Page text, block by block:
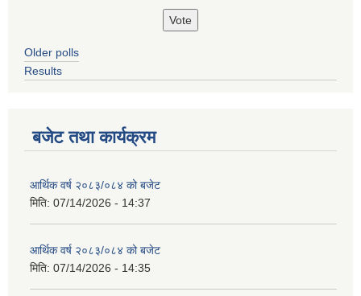
Older polls
Results
बजेट तथा कार्यक्रम
आर्थिक वर्ष २०८३/०८४ को बजेट
मिति: 07/14/2026 - 14:37
आर्थिक वर्ष २०८३/०८४ को बजेट
मिति: 07/14/2026 - 14:35